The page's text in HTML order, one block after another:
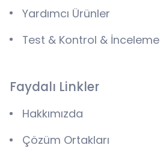
Yardımcı Ürünler
Test & Kontrol & İnceleme
Faydalı Linkler
Hakkımızda
Çözüm Ortakları